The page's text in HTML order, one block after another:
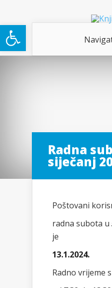
Open toolbar
Radna
siječanj
Poštovani
radna subota u
je
13.1.2024.
Radno vrijeme